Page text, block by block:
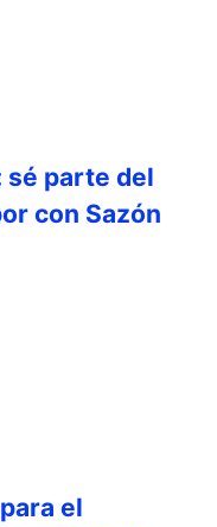
parte del
con Sazón
el